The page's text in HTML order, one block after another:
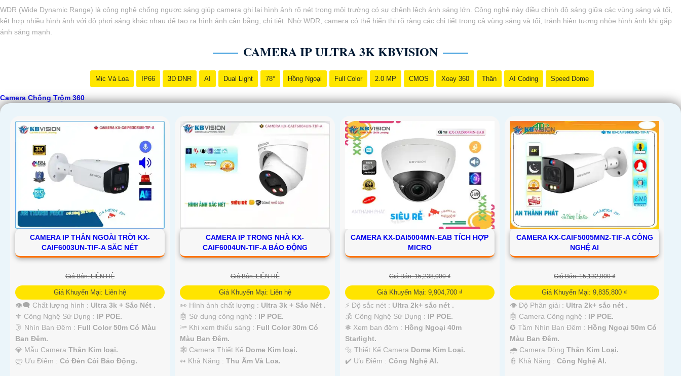
WDR (Wide Dynamic Range) là công nghệ chống ngược sáng giúp camera ghi lại hình ảnh rõ nét trong môi trường có sự chênh lệch ánh sáng lớn. Công nghệ này điều chỉnh độ sáng giữa các vùng sáng và tối,
kết hợp nhiều hình ảnh với độ phơi sáng khác nhau để tạo ra hình ảnh cân bằng, chi tiết. Nhờ WDR, camera có thể hiển thị rõ ràng các chi tiết trong cả vùng sáng và tối, tránh hiện tượng nhòe hình ảnh khi gặp
ánh sáng mạnh.
CAMERA IP ULTRA 3K KBVISION
Mic Và Loa IP66 3D DNR AI Dual Light 78° Hồng Ngoại Full Color 2.0 MP CMOS Xoay 360 Thân AI Coding Speed Dome
Camera Chống Trộm 360
CAMERA IP THÂN NGOÀI TRỜI KX-
CAIF6003UN-TIF-A SẮC NÉT
Giá Bán: LIÊN HỆ
Giá Khuyến Mại: Liên hệ
👁️‍🗨 Chất lượng hình : Ultra 3k + Sắc Nét .
⚜️ Công Nghệ Sử Dụng : IP POE.
🌛 Nhìn Ban Đêm : Full Color 50m Có Màu
Ban Ðêm.
💎 Mẫu Camera Thân Kim loại.
️ლ Ưu Điểm : Có Ðèn Còi Báo Động.
CAMERA IP TRONG NHÀ KX-
CAIF6004UN-TIF-A BÁO ĐỘNG
Giá Bán: LIÊN HỆ
Giá Khuyến Mại: Liên hệ
👀 Hình ảnh chất lượng : Ultra 3k + Sắc Nét .
🤖️ Sử dụng công nghệ : IP POE.
🔦 Khi xem thiếu sáng : Full Color 30m Có
Màu Ban Ðêm.
🕸️ Camera Thiết Kế Dome Kim loại.
️↭ Khả Năng :Thu Âm Và Loa.
CAMERA KX-DAI5004MN-EAB TÍCH HỢP
MICRO
Giá Bán: 15,238,000 ₫
Giá Khuyến Mại: 9,904,700 ₫
️⚡ Độ sắc nét : Ultra 2k+ sắc nét .
🕉️ Công Nghệ Sử Dụng : IP POE.
❃ Xem ban đêm : Hồng Ngoại 40m
Starlight.
🔩 Thiết Kế Camera Dome Kim Loại.
️✔️ Ưu Điểm : Công Nghệ AI.
CAMERA KX-CAIF5005MN2-TIF-A CÔNG
NGHỆ AI
Giá Bán: 15,132,000 ₫
Giá Khuyến Mại: 9,835,800 ₫
👁 Độ Phân giải : Ultra 2k+ sắc nét .
🤖️ Camera Công nghệ : IP POE.
✪ Tầm Nhìn Ban Đêm : Hồng Ngoại 50m Có
Màu Ban Đêm.
🌧️ Camera DòngThân Kim Loại.
️👮 Khả Năng :Công Nghệ AI.